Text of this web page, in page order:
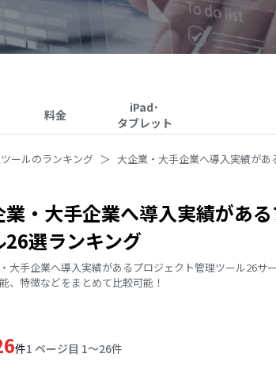
料金
iPad･
タブレット
ールのランキング 大企業・大手企業へ導入実績が
業・大手企業へ導入実績があ
26選ランキング
大手企業へ導入実績があるプロジェクト管理ツール26サ
、特徴などをまとめて比較可能！
件1 ページ目 1〜26件